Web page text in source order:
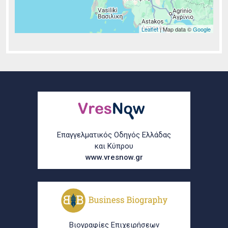
Leaflet| Map data ©Google
Επαγγελματικός Οδηγός Ελλάδας
και Κύπρου
www.vresnow.gr
Βιογραφίες Επιχειρήσεων